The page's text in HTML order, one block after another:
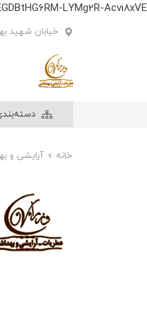
LYMg2R-Acvi8xVE
خیابان شهید
خانه آرایشی و